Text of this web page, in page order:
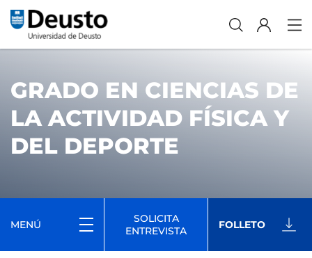
GRADO EN CIENCIAS DE
LA ACTIVIDAD FÍSICA Y
DEL DEPORTE
MENÚ
SOLICITA
ENTREVISTA
FOLLETO